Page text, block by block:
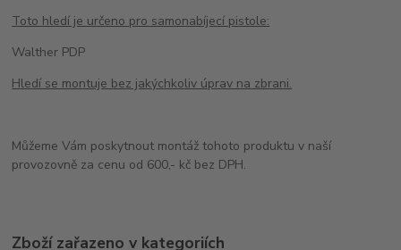
Toto hledí je určeno pro samonabíjecí pistole:
Walther PDP
Hledí se montuje bez jakýchkoliv úprav na zbrani.
Můžeme Vám poskytnout montáž tohoto produktu v naší
provozovně za cenu od 600,- kč bez DPH.
Zboží zařazeno v kategoriích